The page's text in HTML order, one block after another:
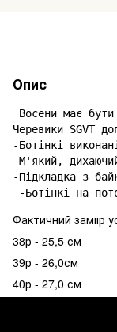
Опис
Восени має
Черевики SGVT
-Ботінкі
-М'який,
-Підкладка з
-Ботінкі на
Фактичний заміір
38р - 25,5 см
39р - 26,0см
40р - 27,0 см